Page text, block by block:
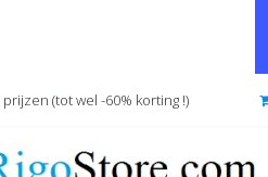
(tot wel -60% korting !)